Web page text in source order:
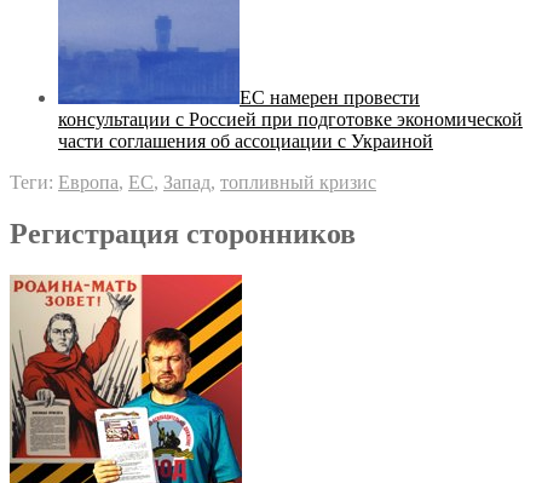
ЕС намерен провести
консультации с Россией при подготовке экономической
части соглашения об ассоциации с Украиной
Теги: Европа, ЕС, Запад, топливный кризис
Регистрация сторонников